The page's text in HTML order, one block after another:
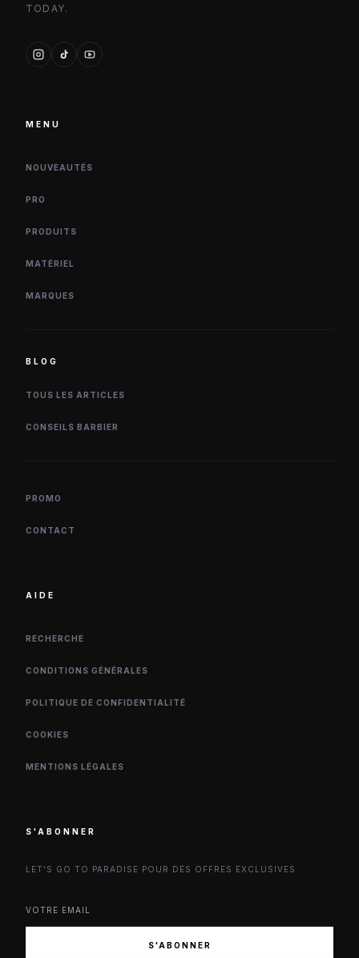
TODAY.
MENU
NOUVEAUTÉS
PRO
PRODUITS
MATÉRIEL
MARQUES
BLOG
TOUS LES ARTICLES
CONSEILS BARBIER
PROMO
CONTACT
AIDE
RECHERCHE
CONDITIONS GÉNÉRALES
POLITIQUE DE CONFIDENTIALITÉ
COOKIES
MENTIONS LÉGALES
S'ABONNER
LET'S GO TO PARADISE POUR DES OFFRES EXCLUSIVES.
S'ABONNER